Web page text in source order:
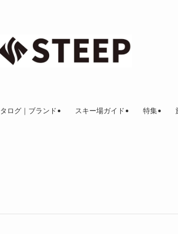
ログ｜ブランド スキー場ガイド 特集